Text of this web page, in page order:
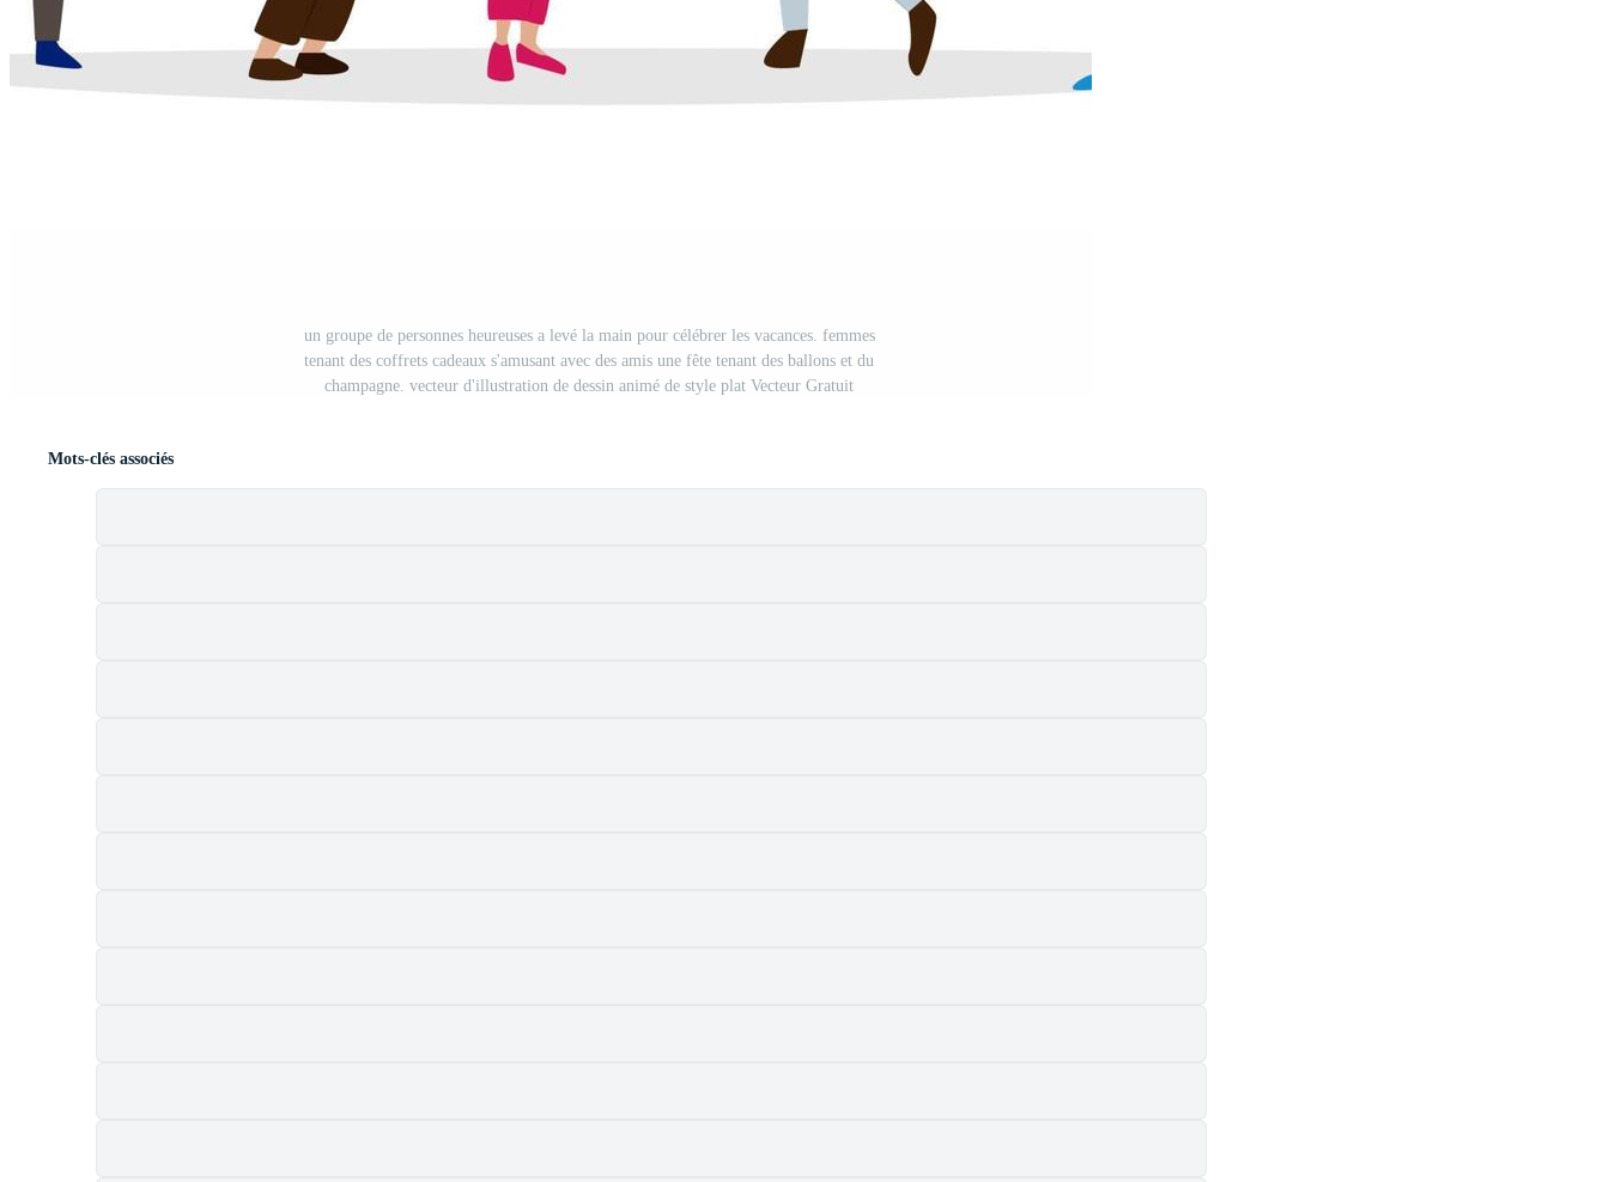
un groupe de personnes heureuses a levé la main pour célébrer les vacances. femmes
tenant des coffrets cadeaux s'amusant avec des amis une fête tenant des ballons et du
champagne. vecteur d'illustration de dessin animé de style plat Vecteur Gratuit
Mots-clés associés